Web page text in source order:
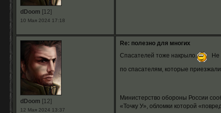
dDoom [12]
10 Мая 2024 17:18
dDoom [12]
12 Мая 2024 13:37
Re: полезно для многих
Спасателей тоже накрыло.
Не
по спасателям, которые
Министерство обороны России
«Точку У», обломки которой